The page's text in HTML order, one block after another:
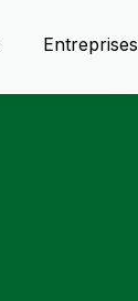
Entreprises